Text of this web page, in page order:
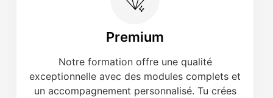
Premium
Notre formation offre une qualité
exceptionnelle avec des modules complets et
un accompagnement personnalisé. Tu crées